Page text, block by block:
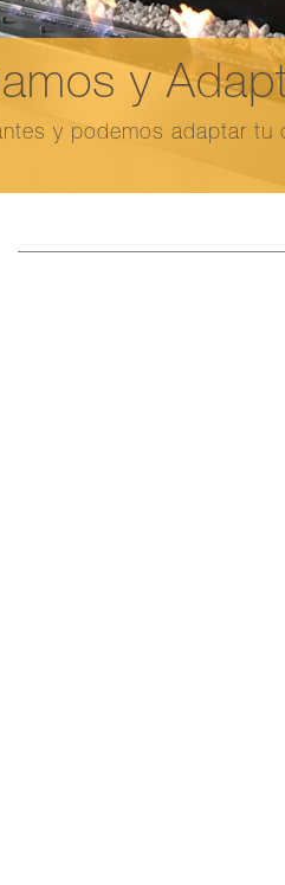
y
y podemos adaptar